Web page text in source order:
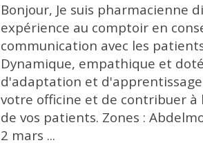
Bonjour, Je suis pharmacienne
expérience au comptoir en
communication avec les
Dynamique, empathique et
d'adaptation et
votre officine et de contribuer
de vos patients. Zones :
2 mars ...